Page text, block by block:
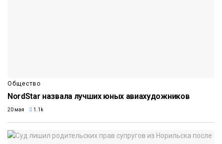
Общество
NordStar назвала лучших юных авиахудожников
20 мая 1.1k